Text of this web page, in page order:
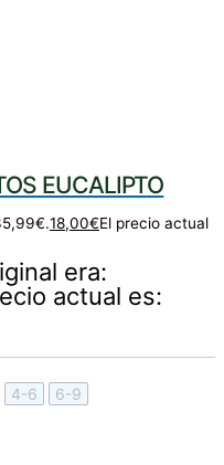
EUCALIPTO
18,00€El precio actual
era:
actual es:
4-6 6-9